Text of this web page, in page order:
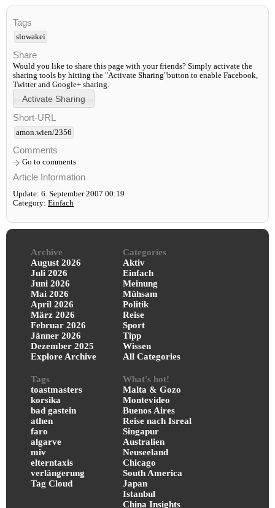
Tags
slowakei
Share
Would you like to share this page with your friends? Simply activate the
sharing tools by hitting the "Activate Sharing"button to enable Facebook,
Twitter and Google+ sharing.
Short-URL
amon.wien/2356
Comments
Go to comments
Article Information
Update: 6. September 2007 00:19
Category: Einfach
Archive
August 2026
Juli 2026
Juni 2026
Mai 2026
April 2026
März 2026
Februar 2026
Jänner 2026
Dezember 2025
Explore Archive
Categories
Aktiv
Einfach
Meinung
Mühsam
Politik
Reise
Sport
Tipp
Wissen
All Categories
Tags
toastmasters
korsika
bad gastein
athen
faro
algarve
miv
elterntaxis
verlängerung
Tag Cloud
What's hot!
Malta & Gozo
Montevideo
Buenos Aires
Reise nach Isreal
Singapur
Australien
Neuseeland
Chicago
South America
Japan
Istanbul
China Insights